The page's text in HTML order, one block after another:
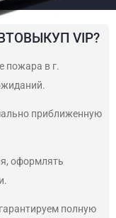
VIP?
пожара в г.
приближенную
оформлять
полную